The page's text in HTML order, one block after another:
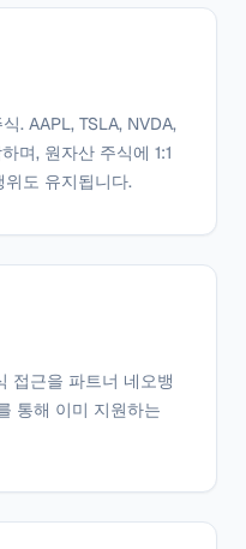
. AAPL, TSLA, NVDA,
며, 원자산 주식에 1:1
도 유지됩니다.
접근을 파트너 네오뱅
통해 이미 지원하는